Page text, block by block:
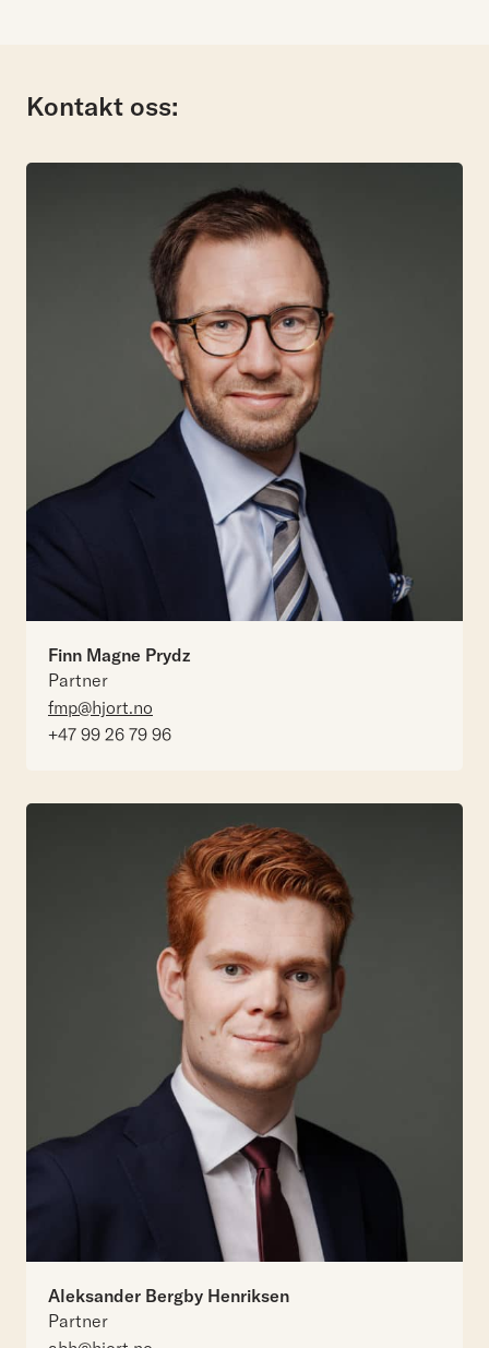
Kontakt oss:
Finn Magne Prydz
Partner
fmp@hjort.no
+47 99 26 79 96
Aleksander Bergby Henriksen
Partner